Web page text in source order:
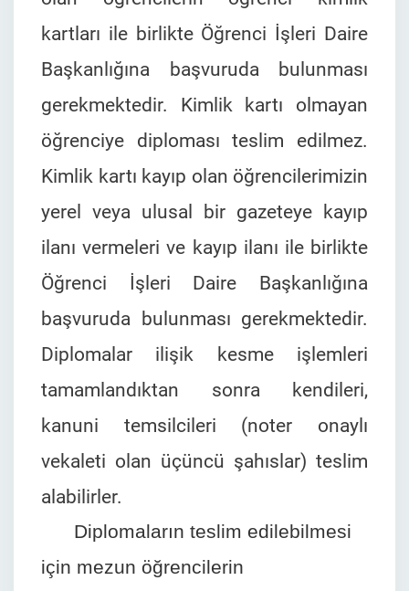
kartları ile birlikte Öğrenci İşleri Daire
Başkanlığına başvuruda bulunması
gerekmektedir. Kimlik kartı olmayan
öğrenciye diploması teslim edilmez.
Kimlik kartı kayıp olan öğrencilerimizin
yerel veya ulusal bir gazeteye kayıp
ilanı vermeleri ve kayıp ilanı ile birlikte
Öğrenci İşleri Daire Başkanlığına
başvuruda bulunması gerekmektedir.
Diplomalar ilişik kesme işlemleri
tamamlandıktan sonra kendileri,
kanuni temsilcileri (noter onaylı
vekaleti olan üçüncü şahıslar) teslim
alabilirler.
Diplomaların teslim edilebilmesi
için mezun öğrencilerin